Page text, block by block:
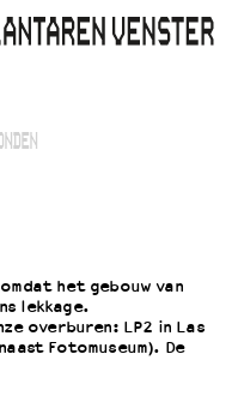
het gebouw van
lekkage.
overburen: LP2 in Las
Fotomuseum). De